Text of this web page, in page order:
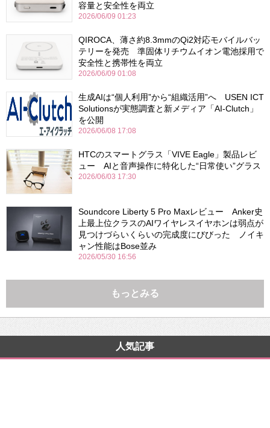
容量と安全性を両立
2026/06/09 01:23
QIROCA、薄さ約8.3mmのQi2対応モバイルバッ
テリーを発売 準固体リチウムイオン電池採用で
安全性と携帯性を両立
2026/06/09 01:08
生成AIは“個人利用”から“組織活用”へ USEN ICT
Solutionsが実態調査と新メディア「AI-Clutch」
を公開
2026/06/08 17:08
HTCのスマートグラス「VIVE Eagle」製品レビ
ュー AIと音声操作に特化した“日常使い”グラス
2026/06/03 17:30
Soundcore Liberty 5 Pro Maxレビュー Anker史
上最上位クラスのAIワイヤレスイヤホンは弱点が
見つけづらいくらいの完成度にびびった ノイキ
ャン性能はBose並み
2026/05/30 16:56
もっとみる
人気記事